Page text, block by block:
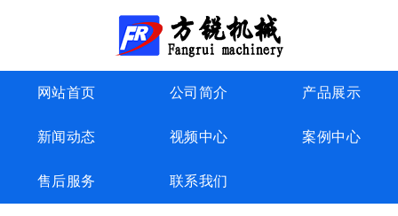
网站首页 公司简介 产品展示
新闻动态 视频中心 案例中心
售后服务 联系我们